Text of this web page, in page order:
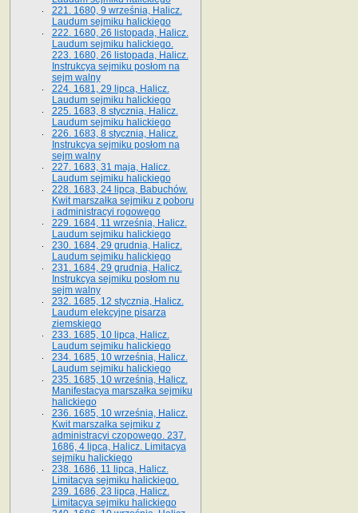
221. 1680, 9 września, Halicz.
Laudum sejmiku halickiego
222. 1680, 26 listopada, Halicz.
Laudum sejmiku halickiego.
223. 1680, 26 listopada, Halicz.
Instrukcya sejmiku posłom na
sejm walny
224. 1681, 29 lipca, Halicz.
Laudum sejmiku halickiego
225. 1683, 8 stycznia, Halicz.
Laudum sejmiku halickiego
226. 1683, 8 stycznia, Halicz.
Instrukcya sejmiku posłom na
sejm walny
227. 1683, 31 maja, Halicz.
Laudum sejmiku halickiego
228. 1683, 24 lipca, Babuchów.
Kwit marszałka sejmiku z poboru
i administracyi rogowego
229. 1684, 11 września, Halicz.
Laudum sejmiku halickiego
230. 1684, 29 grudnia, Halicz.
Laudum sejmiku halickiego
231. 1684, 29 grudnia, Halicz.
Instrukcya sejmiku posłom nu
sejm walny
232. 1685, 12 stycznia, Halicz.
Laudum elekcyjne pisarza
ziemskiego
233. 1685, 10 lipca, Halicz.
Laudum sejmiku halickiego
234. 1685, 10 września, Halicz.
Laudum sejmiku halickiego
235. 1685, 10 września, Halicz.
Manifestacya marszałka sejmiku
halickiego
236. 1685, 10 września, Halicz.
Kwit marszałka sejmiku z
administracyi czopowego. 237.
1686, 4 lipca, Halicz. Limitacya
sejmiku halickiego
238. 1686, 11 lipca, Halicz.
Limitacya sejmiku halickiego.
239. 1686, 23 lipca, Halicz.
Limitacya sejmiku halickiego